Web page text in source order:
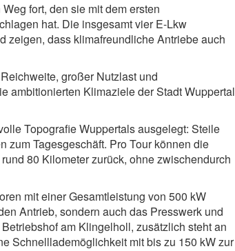
fort, den sie mit dem ersten
hat. Die insgesamt vier E-Lkw
zeigen, dass klimafreundliche Antriebe auch
großer Nutzlast und
ambitionierten Klimaziele der Stadt Wuppertal
Topografie Wuppertals ausgelegt: Steile
zum Tagesgeschäft. Pro Tour können die
80 Kilometer zurück, ohne zwischendurch
mit einer Gesamtleistung von 500 kW
Antrieb, sondern auch das Presswerk und
am Klingelholl, zusätzlich steht an
Schnelllademöglichkeit mit bis zu 150 kW zur